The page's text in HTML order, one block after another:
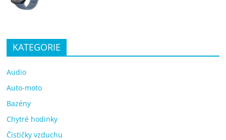
KATEGORIE
Audio
Auto-moto
Bazény
Chytré hodinky
Čističky vzduchu